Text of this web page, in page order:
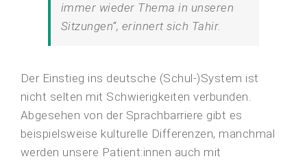
immer wieder Thema in unseren
Sitzungen“, erinnert sich Tahir.
Der Einstieg ins deutsche (Schul-)System ist
nicht selten mit Schwierigkeiten verbunden.
Abgesehen von der Sprachbarriere gibt es
beispielsweise kulturelle Differenzen, manchmal
werden unsere Patient:innen auch mit